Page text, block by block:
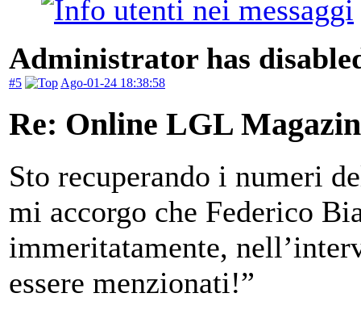
Administrator has
#5 Ago-01-24 18:38:58
Re: Online LGL
Sto recuperando i numeri
mi accorgo che Federico
immeritatamente,
essere menzionati!”